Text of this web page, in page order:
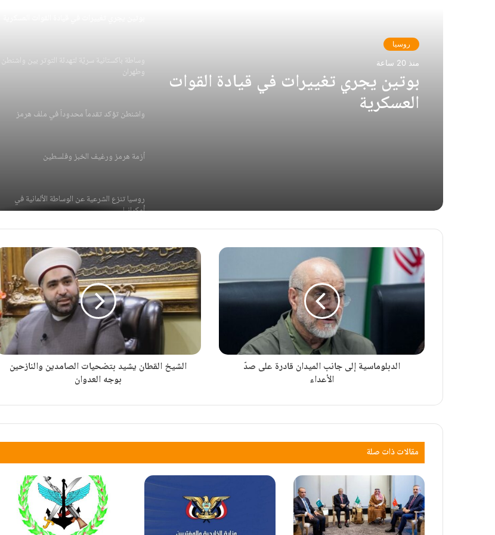
روسيا
منذ 20 ساعة
بوتين يجري تغييرات في قيادة القوات
العسكرية
وساطة باكستانية سريّة لتهدئة التوتر بين واشنطن
وطهران
واشنطن تؤكد تقدماً محدوداً في ملف هرمز
أزمة هرمز ورغيف الخبز وفلسطين
روسيا تنزع الشرعية عن الوساطة الألمانية في
أوكرانيا
بوتين يجري تغييرات في قيادة القوات العسكرية
وساطة باكستانية سريّة لتهدئة التوتر بين واشنطن
وطهران
واشنطن تؤكد تقدماً محدوداً في ملف هرمز
الدبلوماسية إلى جانب الميدان قادرة على صدّ
الأعداء
الشيخ القطان يشيد بتضحيات الصامدين والنازحين
بوجه العدوان
مقالات ذات صلة